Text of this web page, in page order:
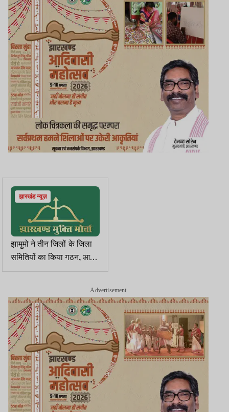
झारखंड न्यूज़
झामुमो ने तीन जिलों के जिला
समितियों का किया गठन, आदेश
जारी
Advertisement